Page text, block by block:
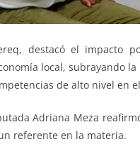
destacó el impacto
local, subrayando
de alto nivel en
Adriana Meza
referente en la materia.